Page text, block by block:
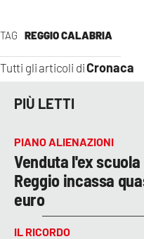
TAG REGGIO CALABRIA
Tutti gli articoli diCronaca
PIÙ LETTI
PIANO ALIENAZIONI
Venduta l'ex
Reggio incassa
euro
IL RICORDO